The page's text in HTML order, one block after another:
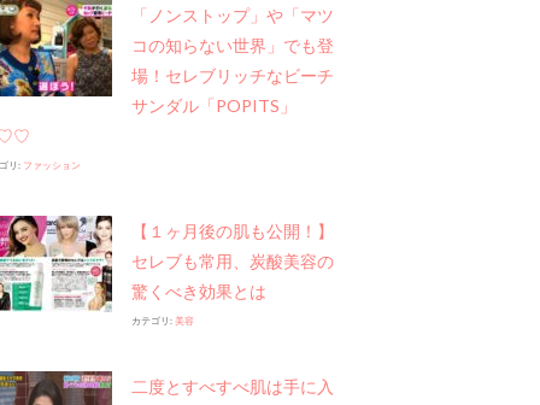
「ノンストップ」や​「マツ
コの知らない世界」でも登
場！セレブリッチなビーチ
サンダル「POPITS」
リ: ファッション
【１ヶ月後の肌も公開！】
セレブも常用、炭酸美容の
驚くべき効果とは
カテゴリ: 美容
二度とすべすべ肌は手に入